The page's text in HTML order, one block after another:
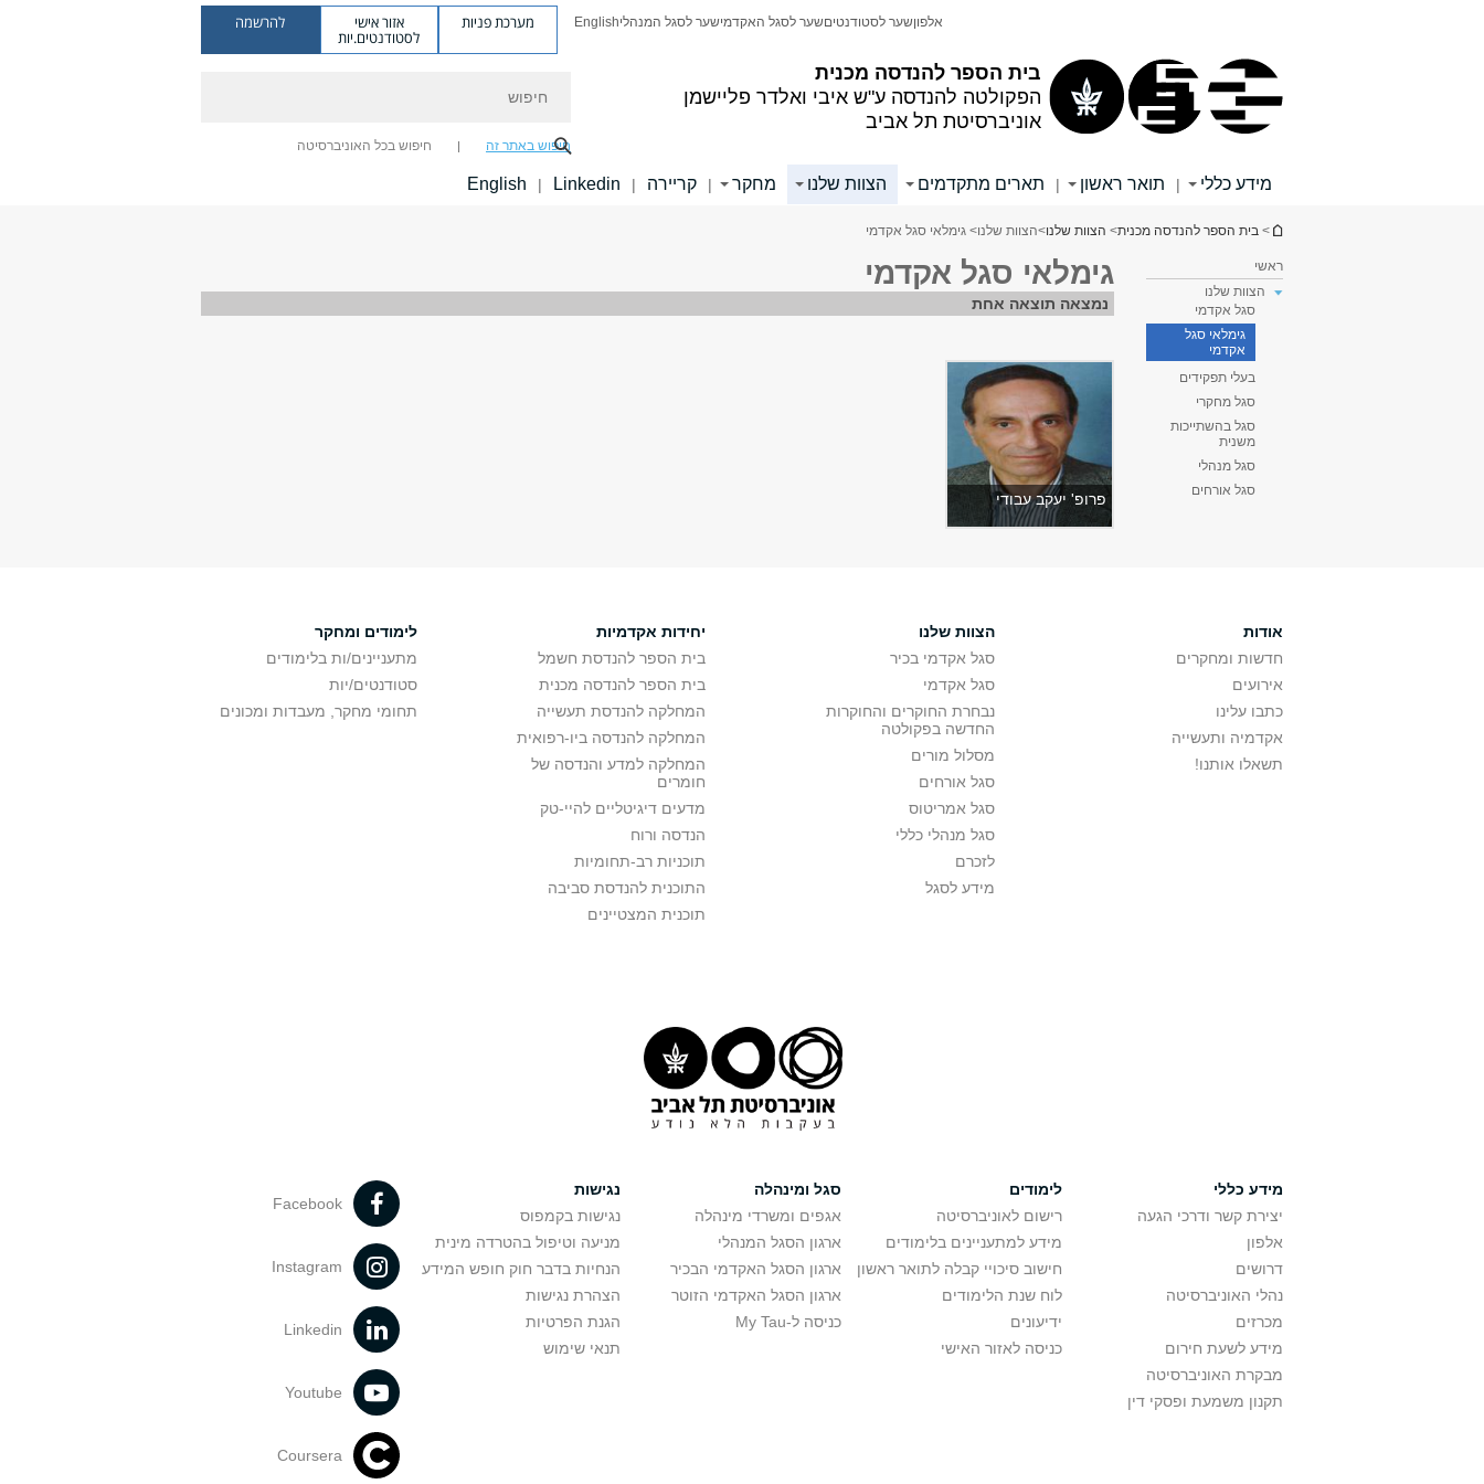
בית הספר להנדסה מכנית
הפקולטה להנדסה ע"ש איבי ואלדר פליישמן
אוניברסיטת תל אביב
אלפוןשער לסטודנטיםשער לסגל האקדמישער לסגל המנהליEnglish מערכת פניות אזור אישי
לסטודנטים.יות
להרשמה
חיפוש באתר זה חיפוש בכל האוניברסיטה
מידע כללי | תואר ראשון | תארים מתקדמים הצוות שלנו מחקר | קריירה |
Linkedin
|
English
הינך נמצא כאן
> בית הספר להנדסה מכנית> הצוות שלנו>הצוות שלנו> גימלאי סגל אקדמי
ראשי
הצוות שלנו
סגל אקדמי
גימלאי סגל
אקדמי
בעלי תפקידים
סגל מחקרי
סגל בהשתייכות
משנית
סגל מנהלי
סגל אורחים
גימלאי סגל אקדמי
נמצאה תוצאה אחת
פרופ' יעקב עבודי
אודות
חדשות ומחקרים
אירועים
כתבו עלינו
אקדמיה ותעשייה
תשאלו אותנו!
הצוות שלנו
סגל אקדמי בכיר
סגל אקדמי
נבחרת החוקרים והחוקרות
החדשה בפקולטה
מסלול מורים
סגל אורחים
סגל אמריטוס
סגל מנהלי כללי
לזכרם
מידע לסגל
יחידות אקדמיות
בית הספר להנדסת חשמל
בית הספר להנדסה מכנית
המחלקה להנדסת תעשייה
המחלקה להנדסה ביו-רפואית
המחלקה למדע והנדסה של
חומרים
מדעים דיגיטליים להיי-טק
הנדסה ורוח
תוכניות רב-תחומיות
התוכנית להנדסת סביבה
תוכנית המצטיינים
לימודים ומחקר
מתעניינים/ות בלימודים
סטודנטים/יות
תחומי מחקר, מעבדות ומכונים
מידע כללי
יצירת קשר ודרכי הגעה
אלפון
דרושים
נהלי האוניברסיטה
מכרזים
מידע לשעת חירום
מבקרת האוניברסיטה
תקנון משמעת ופסקי דין
לימודים
רישום לאוניברסיטה
מידע למתעניינים בלימודים
חישוב סיכויי קבלה לתואר ראשון
לוח שנת הלימודים
ידיעונים
כניסה לאזור האישי
סגל ומינהלה
אגפים ומשרדי מינהלה
ארגון הסגל המנהלי
ארגון הסגל האקדמי הבכיר
ארגון הסגל האקדמי הזוטר
כניסה ל-My Tau
נגישות
נגישות בקמפוס
מניעה וטיפול בהטרדה מינית
הנחיות בדבר חוק חופש המידע
הצהרת נגישות
הגנת הפרטיות
תנאי שימוש
Facebook
Instagram
Linkedin
Youtube
Coursera